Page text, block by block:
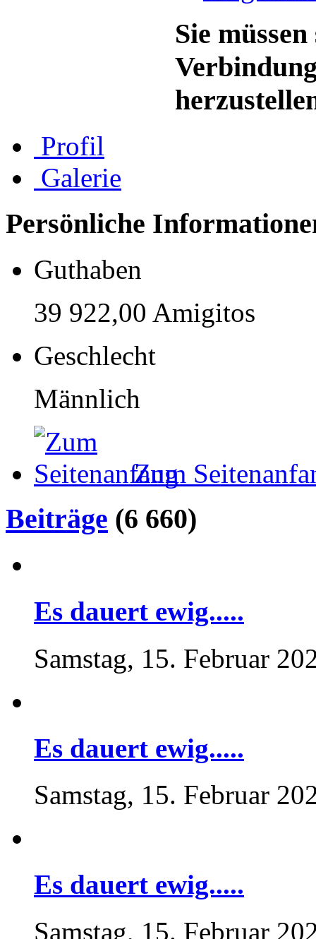
Sie
Profil
Galerie
Persönliche
Guthaben
39 922,00 Amigitos
Geschlecht
Männlich
Zum
Beiträge (6 660)
Es dauert ewig.....
Samstag, 15. Februar
Es dauert ewig.....
Samstag, 15. Februar
Es dauert ewig.....
Samstag, 15. Februar